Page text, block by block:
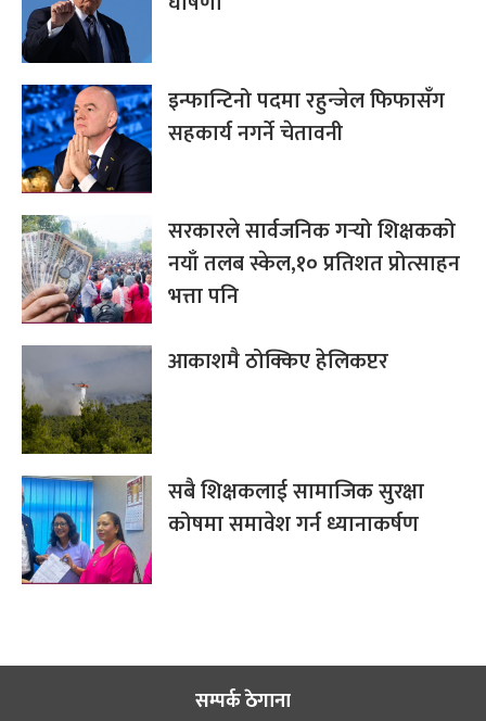
इन्फान्टिनो पदमा रहुन्जेल फिफासँग
सहकार्य नगर्ने चेतावनी
सरकारले सार्वजनिक गर्‍यो शिक्षकको
नयाँ तलब स्केल,१० प्रतिशत प्रोत्साहन
भत्ता पनि
आकाशमै ठोक्किए हेलिकप्टर
सबै शिक्षकलाई सामाजिक सुरक्षा
कोषमा समावेश गर्न ध्यानाकर्षण
सम्पर्क ठेगाना